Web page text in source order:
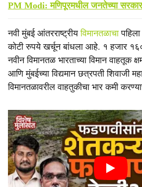
PM Modi: मणिपूरमधील जनतेच्या सरकार
नवी मुंबई आंतरराष्ट्रीयविमानतळाचा
कोटी रुपये खर्चून बांधला आहे. १ हजार
नवीन विमानतळ भारताच्या विमान वाहतूक
आणि मुंबईच्या विद्यमान छत्रपती शिवाजी
विमानतळावरील वाहतुकीचा भार कमी